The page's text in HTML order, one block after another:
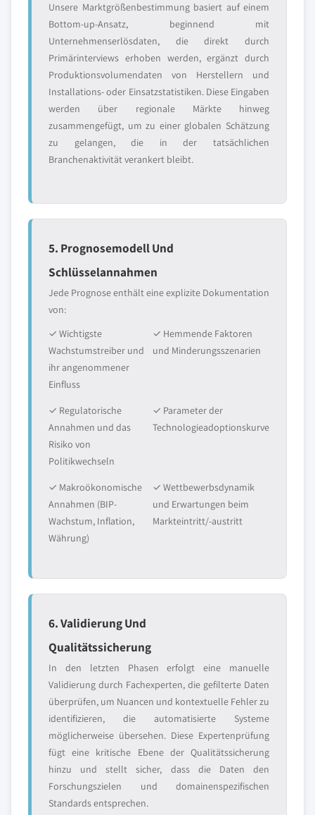
Unsere Marktgrößenbestimmung basiert auf einem
Bottom-up-Ansatz, beginnend mit
Unternehmenserlösdaten, die direkt durch
Primärinterviews erhoben werden, ergänzt durch
Produktionsvolumendaten von Herstellern und
Installations- oder Einsatzstatistiken. Diese Eingaben
werden über regionale Märkte hinweg
zusammengefügt, um zu einer globalen Schätzung
zu gelangen, die in der tatsächlichen
Branchenaktivität verankert bleibt.
5. Prognosemodell Und
Schlüsselannahmen
Jede Prognose enthält eine explizite Dokumentation
von:
✓ Wichtigste
Wachstumstreiber und
ihr angenommener
Einfluss
✓ Hemmende Faktoren
und Minderungsszenarien
✓ Regulatorische
Annahmen und das
Risiko von
Politikwechseln
✓ Parameter der
Technologieadoptionskurve
✓ Makroökonomische
Annahmen (BIP-
Wachstum, Inflation,
Währung)
✓ Wettbewerbsdynamik
und Erwartungen beim
Markteintritt/-austritt
6. Validierung Und
Qualitätssicherung
In den letzten Phasen erfolgt eine manuelle
Validierung durch Fachexperten, die gefilterte Daten
überprüfen, um Nuancen und kontextuelle Fehler zu
identifizieren, die automatisierte Systeme
möglicherweise übersehen. Diese Expertenprüfung
fügt eine kritische Ebene der Qualitätssicherung
hinzu und stellt sicher, dass die Daten den
Forschungszielen und domainenspezifischen
Standards entsprechen.